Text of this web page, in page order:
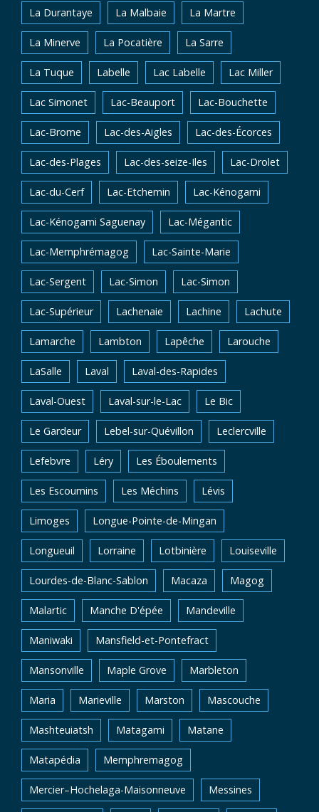
La Durantaye La Malbaie La Martre
La Minerve La Pocatière La Sarre
La Tuque Labelle Lac Labelle Lac Miller
Lac Simonet Lac-Beauport Lac-Bouchette
Lac-Brome Lac-des-Aigles Lac-des-Écorces
Lac-des-Plages Lac-des-seize-Iles Lac-Drolet
Lac-du-Cerf Lac-Etchemin Lac-Kénogami
Lac-Kénogami Saguenay Lac-Mégantic
Lac-Memphrémagog Lac-Sainte-Marie
Lac-Sergent Lac-Simon Lac-Simon
Lac-Supérieur Lachenaie Lachine Lachute
Lamarche Lambton Lapêche Larouche
LaSalle Laval Laval-des-Rapides
Laval-Ouest Laval-sur-le-Lac Le Bic
Le Gardeur Lebel-sur-Quévillon Leclercville
Lefebvre Léry Les Éboulements
Les Escoumins Les Méchins Lévis
Limoges Longue-Pointe-de-Mingan
Longueuil Lorraine Lotbinière Louiseville
Lourdes-de-Blanc-Sablon Macaza Magog
Malartic Manche D'épée Mandeville
Maniwaki Mansfield-et-Pontefract
Mansonville Maple Grove Marbleton
Maria Marieville Marston Mascouche
Mashteuiatsh Matagami Matane
Matapédia Memphremagog
Mercier–Hochelaga-Maisonneuve Messines